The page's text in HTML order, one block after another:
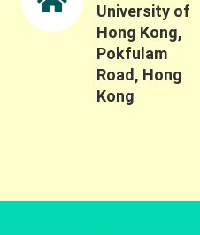
University of
Hong Kong,
Pokfulam
Road, Hong
Kong